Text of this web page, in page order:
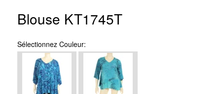
Blouse KT1745T
Sélectionnez Couleur: